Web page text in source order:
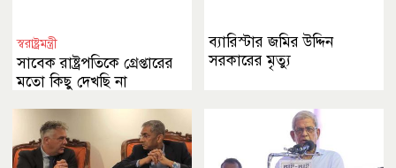
স্বরাষ্ট্রমন্ত্রী
সাবেক রাষ্ট্রপতিকে গ্রেপ্তারের
মতো কিছু দেখছি না
ব্যারিস্টার জমির উদ্দিন
সরকারের মৃত্যু